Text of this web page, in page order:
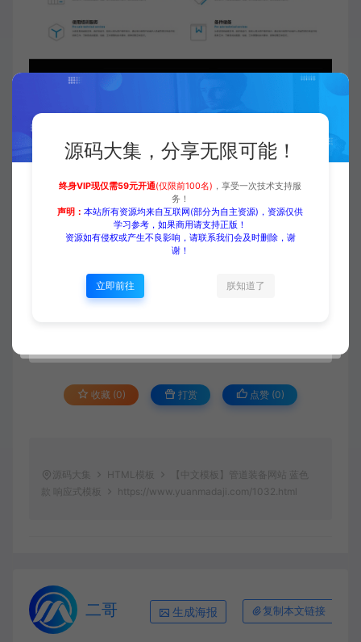
当前内容需要登录后下载
登录购买
收藏 (0) 打赏 点赞 (0)
源码大集 HTML模板
【中文模板】管道装备网站 蓝色
款 响应式模板
https://www.yuanmadaji.com/1032.html
二哥 生成海报 复制本文链接
源码大集，分享无限可能！
终身VIP现仅需59元开通(仅限前100名) ，享受一次技术支持服
务！
声明：本站所有资源均来自互联网(部分为自主资源)，资源仅供
学习参考，如果商用请支持正版！
资源如有侵权或产生不良影响，请联系我们会及时删除，谢
谢！
立即前往 朕知道了